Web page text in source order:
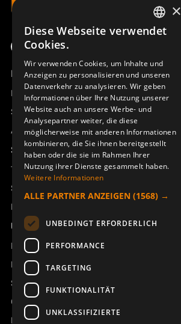
Produktübersicht
Remotus
Sesam
Access_Ctrl
Support
Technischer Support
Service buchen
Handbücher und Videoanleitungen
Über Åkerströms
Kontakt
Neuigkeiten
Sicherheit und Richtlinien
Geschäftsbedingungen
REACH
SWEDISH
DEUTSCH
×
Diese Webseite verwendet
Cookies.
Wir verwenden Cookies, um Inhalte und
Anzeigen zu personalisieren und unseren
Datenverkehr zu analysieren. Wir geben
Informationen über Ihre Nutzung unserer
Website auch an unsere Werbe- und
Analysepartner weiter, die diese
möglicherweise mit anderen Informationen
kombinieren, die Sie ihnen bereitgestellt
haben oder die sie im Rahmen Ihrer
Nutzung ihrer Dienste gesammelt haben.
Weitere Informationen
ALLE PARTNER ANZEIGEN (1568) →
UNBEDINGT ERFORDERLICH
PERFORMANCE
TARGETING
FUNKTIONALITÄT
UNKLASSIFIZIERTE